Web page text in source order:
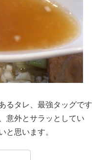
るタレ、最強タッグです
意外とサラッとしてい
思います。